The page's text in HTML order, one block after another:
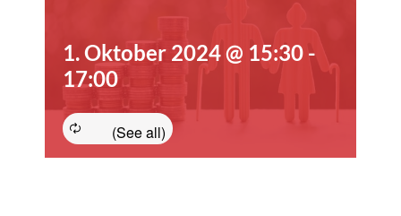
1. Oktober 2024 @ 15:30 -
17:00